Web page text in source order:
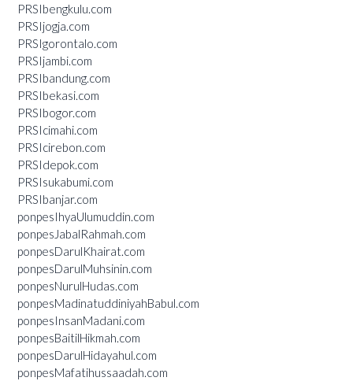
PRSIbengkulu.com
PRSIjogja.com
PRSIgorontalo.com
PRSIjambi.com
PRSIbandung.com
PRSIbekasi.com
PRSIbogor.com
PRSIcimahi.com
PRSIcirebon.com
PRSIdepok.com
PRSIsukabumi.com
PRSIbanjar.com
ponpesIhyaUlumuddin.com
ponpesJabalRahmah.com
ponpesDarulKhairat.com
ponpesDarulMuhsinin.com
ponpesNurulHudas.com
ponpesMadinatuddiniyahBabul.com
ponpesInsanMadani.com
ponpesBaitilHikmah.com
ponpesDarulHidayahul.com
ponpesMafatihussaadah.com